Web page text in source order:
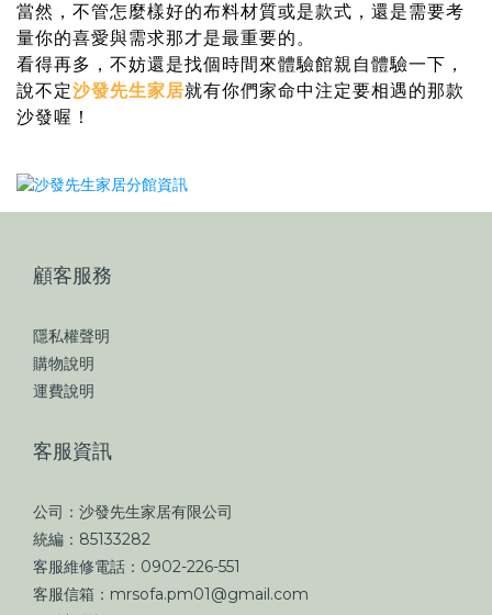
當然，不管怎麼樣好的布料材質或是款式，還是需要考
量你的喜愛與需求那才是最重要的。
看得再多，不妨還是找個時間來體驗館親自體驗一下，
說不定沙發先生家居就有你們家命中注定要相遇的那款
沙發喔！
顧客服務
隱私權聲明
購物說明
運費說明
客服資訊
公司：沙發先生家居有限公司
統編：85133282
客服維修電話：0902-226-551
客服信箱：mrsofa.pm01@gmail.com